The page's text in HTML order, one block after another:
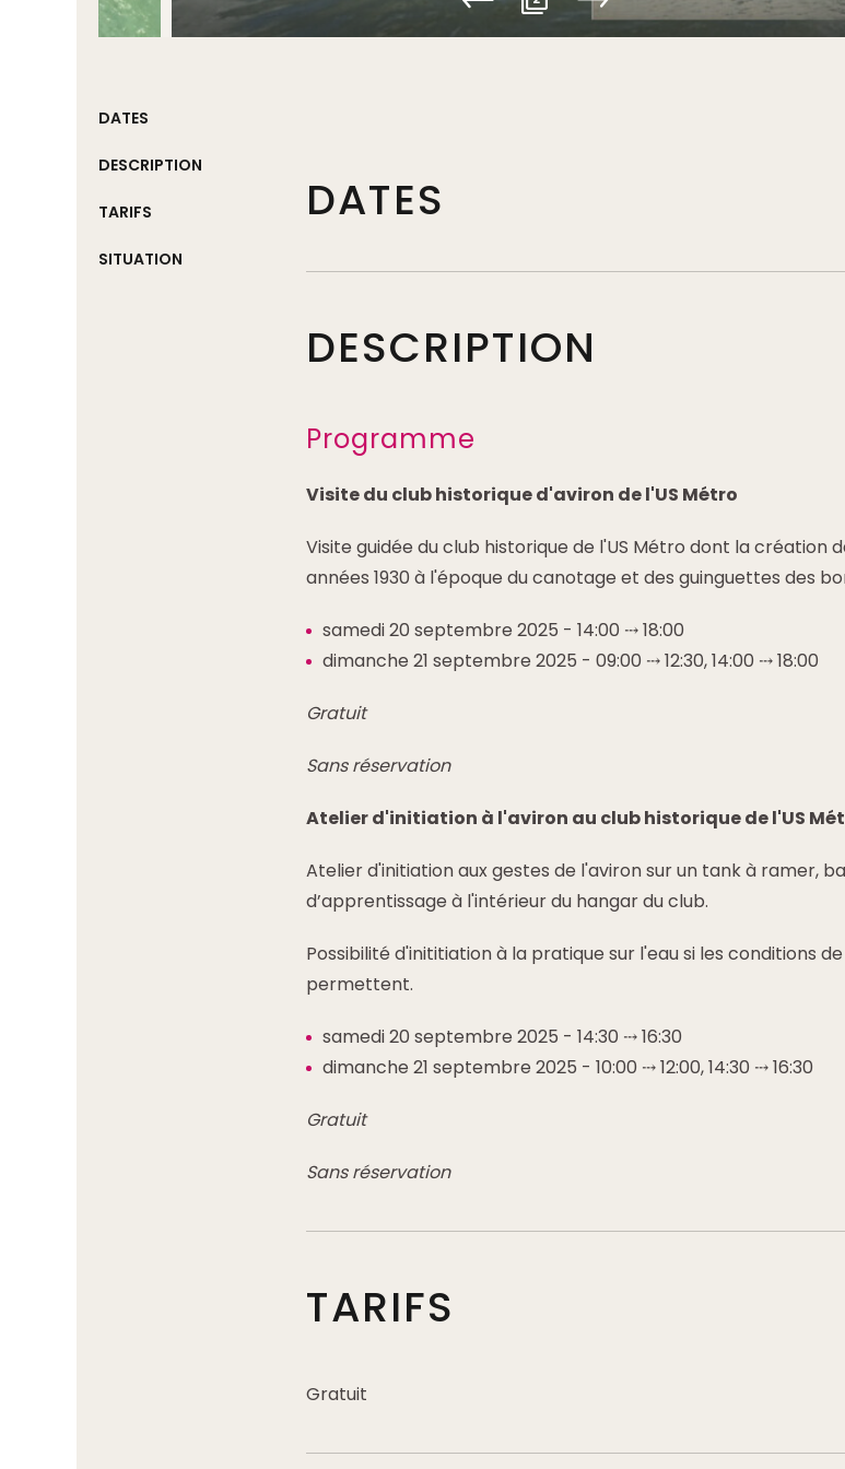
DATES
DESCRIPTION
TARIFS
SITUATION
DATES
DESCRIPTION
Programme
Visite du club historique d'aviron de l'US Métro
Visite guidée du club historique de l'US Métro dont la création
années 1930 à l'époque du canotage et des guinguettes des
samedi 20 septembre 2025 - 14:00 ⤏ 18:00
dimanche 21 septembre 2025 - 09:00 ⤏ 12:30, 14:00 ⤏ 18:00
Gratuit
Sans réservation
Atelier d'initiation à l'aviron au club historique de l'US
Atelier d'initiation aux gestes de l'aviron sur un tank à ramer,
d’apprentissage à l'intérieur du hangar du club.
Possibilité d'inititiation à la pratique sur l'eau si les conditions
permettent.
samedi 20 septembre 2025 - 14:30 ⤏ 16:30
dimanche 21 septembre 2025 - 10:00 ⤏ 12:00, 14:30 ⤏ 16:30
Gratuit
Sans réservation
TARIFS
Gratuit